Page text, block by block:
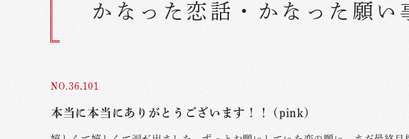
かなった恋話 ・ かなった願い
NO.36,101
本当に本当にありがとうございます！！ (pink)